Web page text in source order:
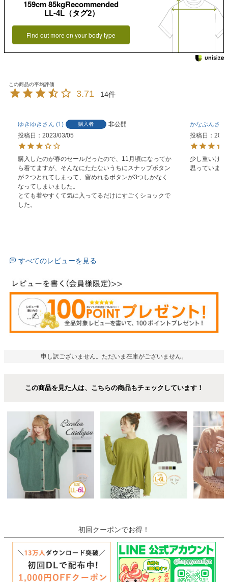
159cm 85kgRecommended
LL-4L（タグ2）
Find out more on your body type
3.71 14
ゆきゆき 1 購入者
非公開
投稿日
2023/03/05
購入したのが春のセールだったので、11月頃になってか
ら着てますが、そんなにたたないうちにスナップボタン
が２つとれてしまって、留めれるボタンが3つしかなく
なってしまいました。
とても着やすくて気に入ってるだけにすごくショックで
した。
かなぶん
投稿日
少し重いけ
思っています
すべてのレビューを見る
申し訳ございません。ただいま在庫がございません。
この商品を見た人は、こちらの商品もチェックしています！
初回クーポンでお得！